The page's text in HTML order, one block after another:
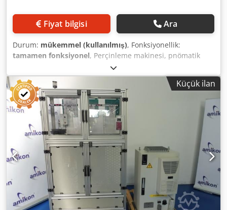
Fiyat bilgisi Ara
Durum: mükemmel (kullanılmış), Fonksiyonellik:
tamamen fonksiyonel, Perçinleme makinesi, pnömatik
kontrollü 6'lı döner tabla ile donatılmıştır. Perçinleme
işlemi ayak pedalı ile başlatılır. Çelik perçinin maksimum
şaft çapı Ø 8 mm'dir. Ayarlanabilir çalışma strok aralığı 5-
40 mm'dir. Fonksiyon videosu mevcut olup talep üzerine
gönderilebilir. Çok iyi durumda, hemen teslim edilebilir!
Cjdpfxezlqz To Aa Tjha
Küçük ilan